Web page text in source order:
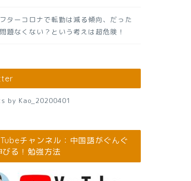
ターコロナで転勤は減る傾向、だった
題なくない？という考えは超危険！
by Kao_20200401
チャンネル：中国語がぐんぐ
びる！勉強方法